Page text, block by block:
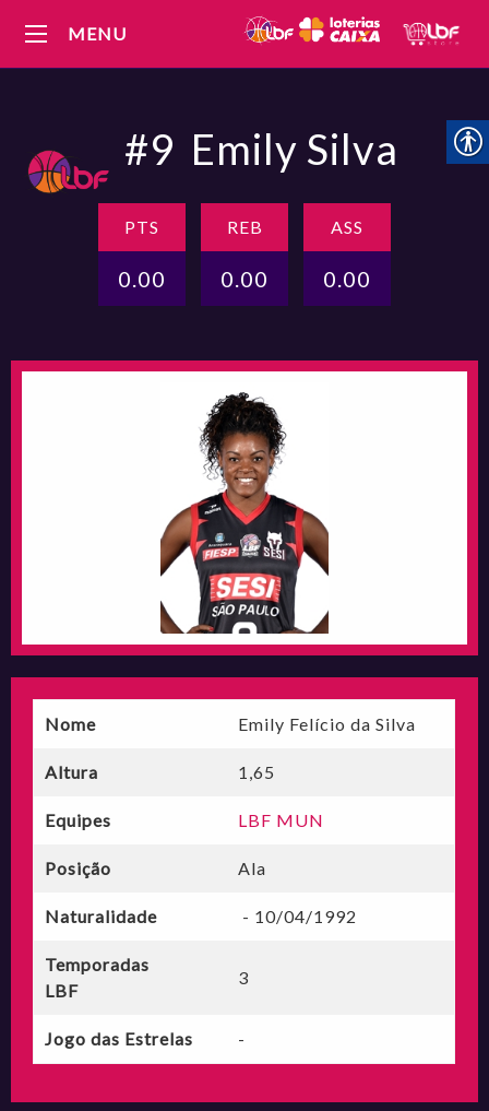
MENU
#9 Emily Silva
PTS
0.00
REB
0.00
ASS
0.00
Nome Emily Felício da Silva
Altura 1,65
Equipes LBF MUN
Posição Ala
Naturalidade - 10/04/1992
Temporadas
LBF
3
Jogo das Estrelas -